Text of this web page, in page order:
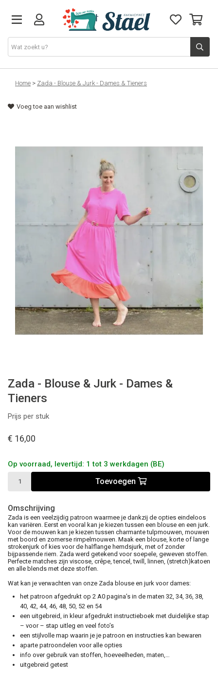
Machines
Accessoires
Breien & Haken
Workshops
Home > Zada - Blouse & Jurk - Dames & Tieners
Voeg toe aan wishlist
Zada - Blouse & Jurk - Dames &
Tieners
Prijs per stuk
€ 16,00
Op voorraad, levertijd: 1 tot 3 werkdagen (BE)
Toevoegen
Omschrijving
Zada is een veelzijdig patroon waarmee je dankzij de opties eindeloos
kan variëren. Eerst en vooral kan je kiezen tussen een blouse en een jurk.
Voor de mouwen kan je kiezen tussen charmante tulpmouwen, mouwen
met boord en zomerse rimpelmouwen. Maak een blouse, korte of lange
strokenjurk of kies voor de halflange hemdsjurk, met of zonder
bijpassende riem. Zada werd getekend voor soepele, geweven stoffen.
Perfecte matches zijn viscose, crêpe, tencel, twill, linnen, (stretch)katoen
en alle blends met deze stoffen.
Wat kan je verwachten van onze Zada blouse en jurk voor dames:
het patroon afgedrukt op 2 A0 pagina’s in de maten 32, 34, 36, 38,
40, 42, 44, 46, 48, 50, 52 en 54
een uitgebreid, in kleur afgedrukt instructieboek met duidelijke stap
– voor – stap uitleg en veel foto’s
een stijlvolle map waarin je je patroon en instructies kan bewaren
aparte patroondelen voor alle opties
info over gebruik van stoffen, hoeveelheden, maten,…
uitgebreid getest